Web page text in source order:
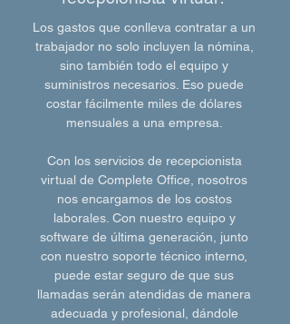
Los gastos que conlleva contratar a un
trabajador no solo incluyen la nómina,
sino también todo el equipo y
suministros necesarios. Eso puede
costar fácilmente miles de dólares
mensuales a una empresa.
Con los servicios de recepcionista
virtual de Complete Office, nosotros
nos encargamos de los costos
laborales. Con nuestro equipo y
software de última generación, junto
con nuestro soporte técnico interno,
puede estar seguro de que sus
llamadas serán atendidas de manera
adecuada y profesional, dándole